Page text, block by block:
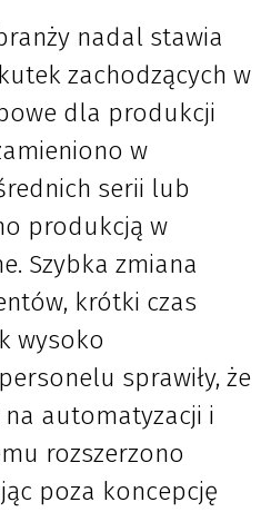
nadal stawia
zachodzących w
dla produkcji
w
serii lub
produkcją w
Szybka zmiana
krótki czas
wysoko
sprawiły, że
automatyzacji i
rozszerzono
poza koncepcję